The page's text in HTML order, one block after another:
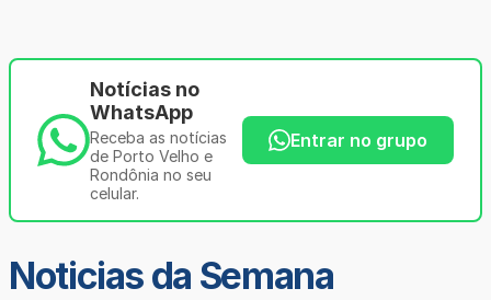
Notícias no
WhatsApp
Receba as notícias
de Porto Velho e
Rondônia no seu
celular.
Entrar no grupo
Noticias da Semana